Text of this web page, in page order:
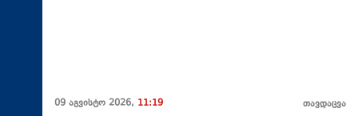
09 აგვისტო 2026, 11:19 თავდაცვა